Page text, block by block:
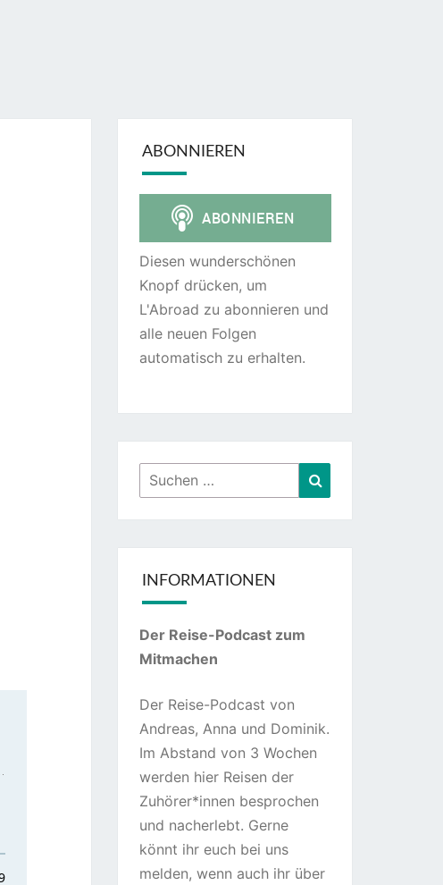
ABONNIEREN
Diesen wunderschönen
Knopf drücken, um
L'Abroad zu abonnieren und
alle neuen Folgen
automatisch zu erhalten.
Suchen
nach:
INFORMATIONEN
Der Reise-Podcast zum
Mitmachen
Der Reise-Podcast von
Andreas, Anna und Dominik.
Im Abstand von 3 Wochen
werden hier Reisen der
Zuhörer*innen besprochen
und nacherlebt. Gerne
könnt ihr euch bei uns
melden, wenn auch ihr über